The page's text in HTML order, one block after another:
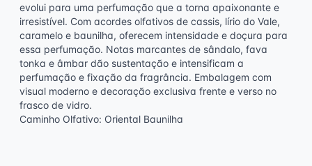
evolui para uma perfumação que a torna apaixonante e
irresistível. Com acordes olfativos de cassis, lírio do Vale,
caramelo e baunilha, oferecem intensidade e doçura para
essa perfumação. Notas marcantes de sândalo, fava
tonka e âmbar dão sustentação e intensificam a
perfumação e fixação da fragrância. Embalagem com
visual moderno e decoração exclusiva frente e verso no
frasco de vidro.
Caminho Olfativo: Oriental Baunilha